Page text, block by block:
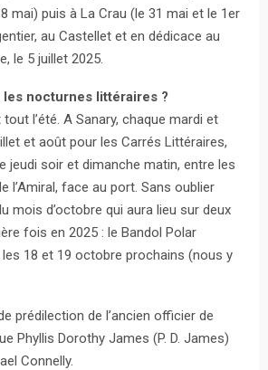
mai) puis à La Crau (le 31 mai et le 1er
au Castellet et en dédicace au
le 5 juillet 2025.
les nocturnes littéraires ?
tout l’été. A Sanary, chaque mardi et
et août pour les Carrés Littéraires,
jeudi soir et dimanche matin, entre les
l’Amiral, face au port. Sans oublier
mois d’octobre qui aura lieu sur deux
fois en 2025 : le Bandol Polar
18 et 19 octobre prochains (nous y
prédilection de l’ancien officier de
Phyllis Dorothy James (P. D. James)
Connelly.